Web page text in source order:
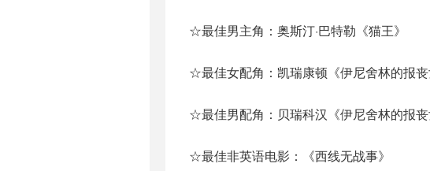
☆最佳男主角：奥斯汀·巴特勒《猫王》
☆最佳女配角：凯瑞康顿《伊尼舍林的报丧
☆最佳男配角：贝瑞科汉《伊尼舍林的报丧
☆最佳非英语电影：《西线无战事》